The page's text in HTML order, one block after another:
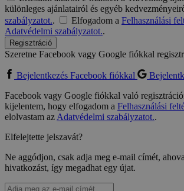
különleges ajánlatairól és egyéb
szabályzatot.. Elfogadom a Felhasználási
Adatvédelmi szabályzatot..
Regisztráció
Szeretne Facebook vagy Google fiókkal
Bejelentkezés Facebook fiókkal
Facebook vagy Google fiókkal való
kijelentem, hogy elfogadom a Felhasználási
elolvastam azAdatvédelmi szabályzatot..
Elfelejtette jelszavát?
Ne aggódjon, csak adja meg e-mail címét,
hivatkozást, így megadhat egy újat.